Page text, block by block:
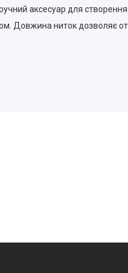
аксесуар для
Довжина ниток дозволяє